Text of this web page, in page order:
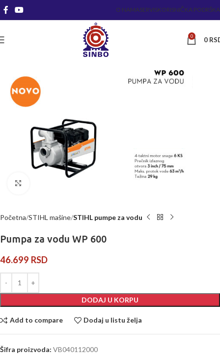
O NAMASERVISKORISNIČKA PODRŠKA
0 0
Početna STIHL mašine STIHL pumpe za vodu
Pumpa za vodu WP 600
46.699 RSD
DODAJ U KORPU
Add to compare Dodaj u listu želja
Šifra proizvoda: VB040112000